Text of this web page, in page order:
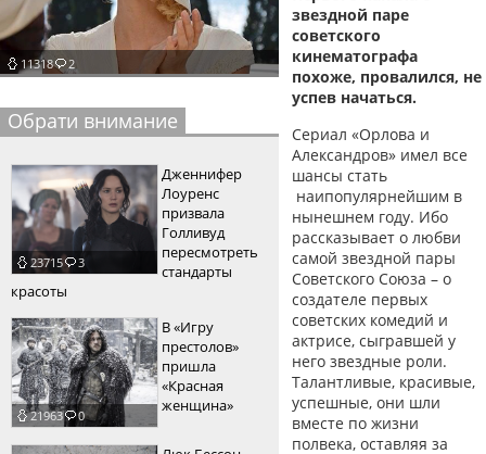
пїЅпїЅпїЅ
пїЅпїЅпїЅпїЅпїЅпїЅпїЅпїЅпїЅпїЅпїЅ
пїЅпїЅпїЅ
пїЅпїЅпїЅпїЅпїЅпїЅпїЅпїЅпїЅ
пїЅпїЅпїЅ пїЅпїЅпїЅпїЅпїЅ
пїЅпїЅпїЅ пїЅпїЅпїЅпїЅпїЅпїЅ
пїЅпїЅпїЅпїЅпїЅ
пїЅпїЅпїЅпїЅпїЅпїЅпїЅпїЅпїЅпїЅ
пїЅпїЅпїЅпїЅпїЅпїЅпїЅпїЅпїЅпїЅ
11318 2
Обрати внимание
23715 3
Дженнифер
Лоуренс
призвала
Голливуд
пересмотреть
стандарты
красоты
21963 0
В «Игру
престолов»
пришла
«Красная
женщина»
звездной паре
советского
кинематографа
похоже, провалился, не
успев начаться.
Сериал «Орлова и
Александров» имел все
шансы стать
наипопулярнейшим в
нынешнем году. Ибо
рассказывает о любви
самой звездной пары
Советского Союза – о
создателе первых
советских комедий и
актрисе, сыгравшей у
него звездные роли.
Талантливые, красивые,
успешные, они шли
вместе по жизни
полвека, оставляя за